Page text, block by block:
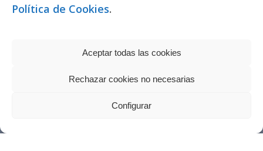
Política de Cookies.
Aceptar todas las cookies
Rechazar cookies no necesarias
Configurar
Copyright © 2022 RR. Pureza de María